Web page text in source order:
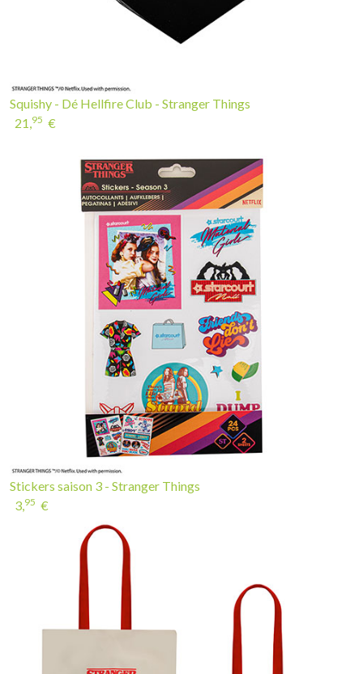
21,95€
Stickers saison 3 - Stranger Things
3,95€